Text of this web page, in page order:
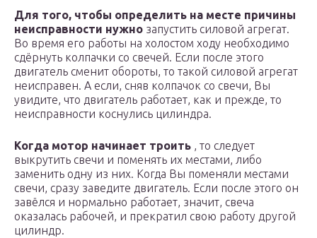
Для того, чтобы определить на месте причины
неисправности нужно запустить силовой агрегат.
Во время его работы на холостом ходу необходимо
сдёрнуть колпачки со свечей. Если после этого
двигатель сменит обороты, то такой силовой агрегат
неисправен. А если, сняв колпачок со свечи, Вы
увидите, что двигатель работает, как и прежде, то
неисправности коснулись цилиндра.
Когда мотор начинает троить , то следует
выкрутить свечи и поменять их местами, либо
заменить одну из них. Когда Вы поменяли местами
свечи, сразу заведите двигатель. Если после этого он
завёлся и нормально работает, значит, свеча
оказалась рабочей, и прекратил свою работу другой
цилиндр.